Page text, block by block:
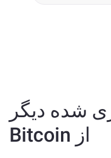
شده دیگر
از Bitcoin